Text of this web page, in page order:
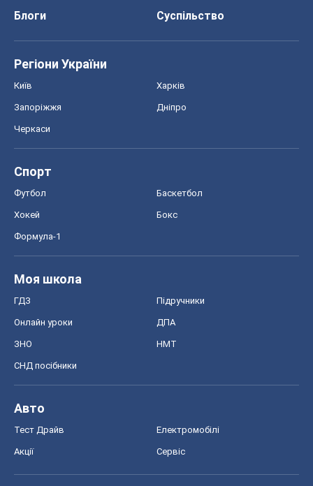
Блоги
Суспільство
Регіони України
Київ Харків
Запоріжжя Дніпро
Черкаси
Спорт
Футбол Баскетбол
Хокей Бокс
Формула-1
Моя школа
ГДЗ Підручники
Онлайн уроки ДПА
ЗНО НМТ
СНД посібники
Авто
Тест Драйв Електромобілі
Акції Сервіс